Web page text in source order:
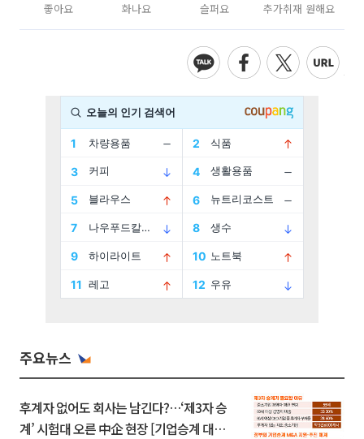
좋아요 화나요 슬퍼요 추가취재 원해요
주요뉴스
후계자 없어도 회사는 남긴다?…‘제3자 승
계’ 시험대 오른 中企 현장 [기업승계 대전